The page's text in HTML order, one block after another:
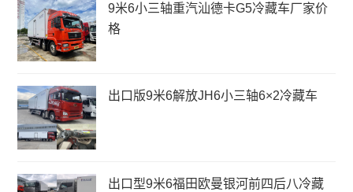
9米6小三轴重汽汕德卡G5冷藏车厂家价
格
出口版9米6解放JH6小三轴6×2冷藏车
出口型9米6福田欧曼银河前四后八冷藏